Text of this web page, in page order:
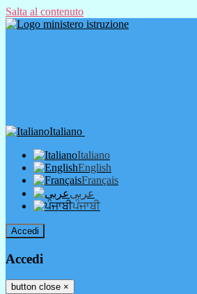
Salta al contenuto
Italiano
Italiano
English
Français
عربى
ਪੰਜਾਬੀ
Accedi
Accedi
button close ×